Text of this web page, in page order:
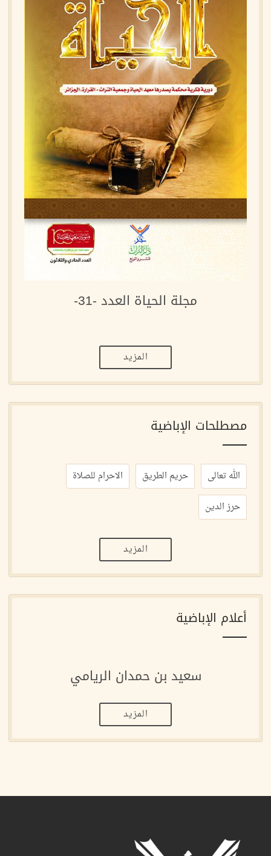
مجلة الحياة العدد -31-
المزيد
مصطلحات الإباضية
الله تعالى حريم الطريق
الاحرام للصلاة
حرز الدين
المزيد
أعلام الإباضية
سعيد بن حمدان الريامي
المزيد